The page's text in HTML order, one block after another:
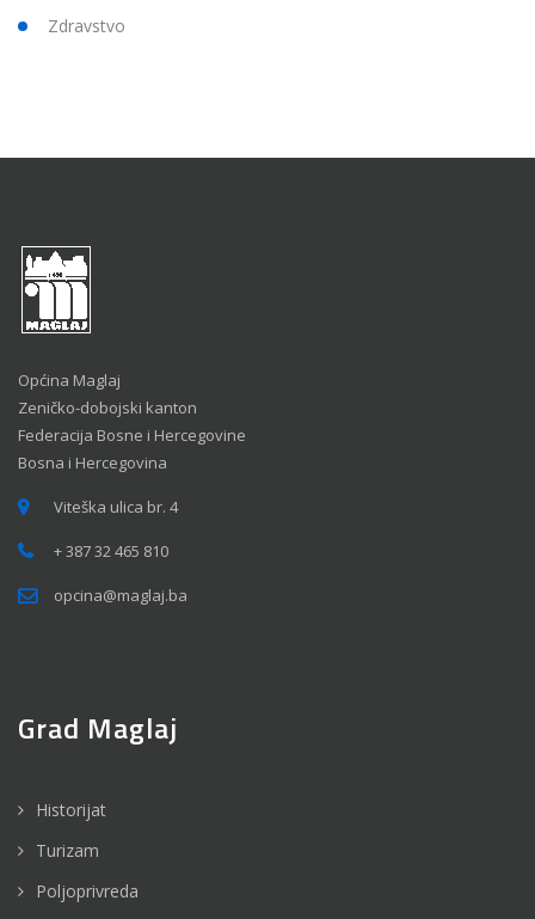
Zdravstvo
Općina Maglaj
Zeničko-dobojski kanton
Federacija Bosne i Hercegovine
Bosna i Hercegovina
Viteška ulica br. 4
+ 387 32 465 810
opcina@maglaj.ba
Grad Maglaj
Historijat
Turizam
Poljoprivreda